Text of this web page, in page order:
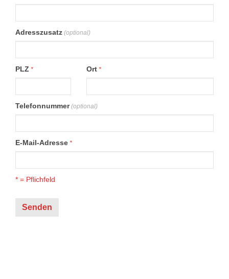
Adresszusatz (optional)
PLZ * Ort *
Telefonnummer (optional)
E-Mail-Adresse *
* = Pflichfeld